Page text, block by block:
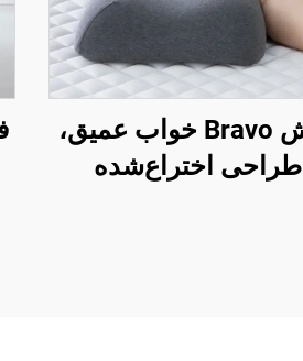
بالش Bravo خواب عمیق،
طراحی اختراع‌شده